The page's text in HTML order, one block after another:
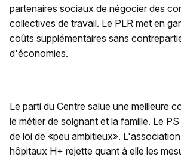
partenaires sociaux de négocier des
collectives de travail. Le PLR met en
coûts supplémentaires sans
d'économies.
Le parti du Centre salue une meilleure
le métier de soignant et la famille. Le
de loi de «peu ambitieux».
hôpitaux H+ rejette quant à elle les